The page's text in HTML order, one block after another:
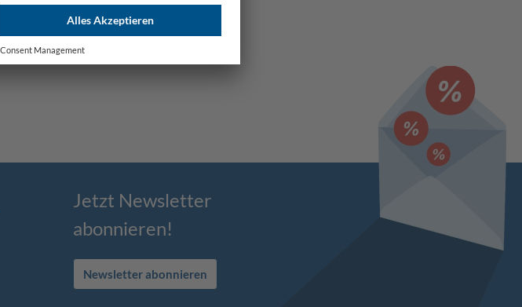
Jetzt Newsletter
abonnieren!
Newsletter abonnieren